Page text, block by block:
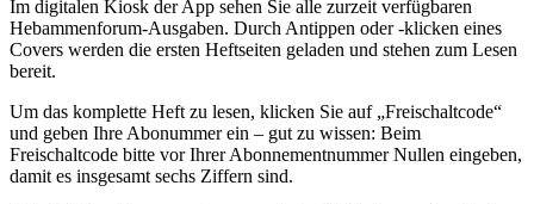
Im digitalen Kiosk der App sehen Sie alle zurzeit verfügbaren
Hebammenforum-Ausgaben. Durch Antippen oder -klicken eines
Covers werden die ersten Heftseiten geladen und stehen zum Lesen
bereit.
Um das komplette Heft zu lesen, klicken Sie auf „Freischaltcode“
und geben Ihre Abonummer ein – gut zu wissen: Beim
Freischaltcode bitte vor Ihrer Abonnementnummer Nullen eingeben,
damit es insgesamt sechs Ziffern sind.